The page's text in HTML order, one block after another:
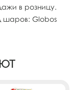
в розницу.
шаров: Globos